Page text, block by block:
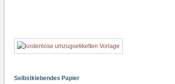
Selbstklebendes Papier